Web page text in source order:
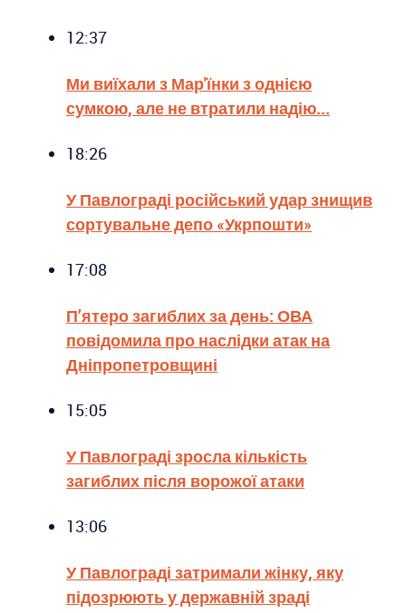
12:37
Ми виїхали з Мар'їнки з однією
сумкою, але не втратили надію...
18:26
У Павлограді російський удар знищив
сортувальне депо «Укрпошти»
17:08
П’ятеро загиблих за день: ОВА
повідомила про наслідки атак на
Дніпропетровщині
15:05
У Павлограді зросла кількість
загиблих після ворожої атаки
13:06
У Павлограді затримали жінку, яку
підозрюють у державній зраді